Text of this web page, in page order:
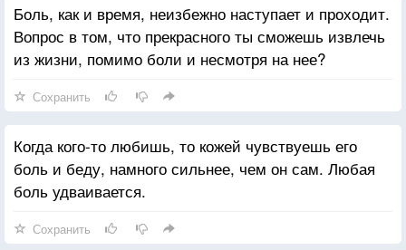
Боль, как и время, неизбежно наступает и проходит.
Вопрос в том, что прекрасного ты сможешь извлечь
из жизни, помимо боли и несмотря на нее?
Сохранить
Когда кого-то любишь, то кожей чувствуешь его
боль и беду, намного сильнее, чем он сам. Любая
боль удваивается.
Сохранить